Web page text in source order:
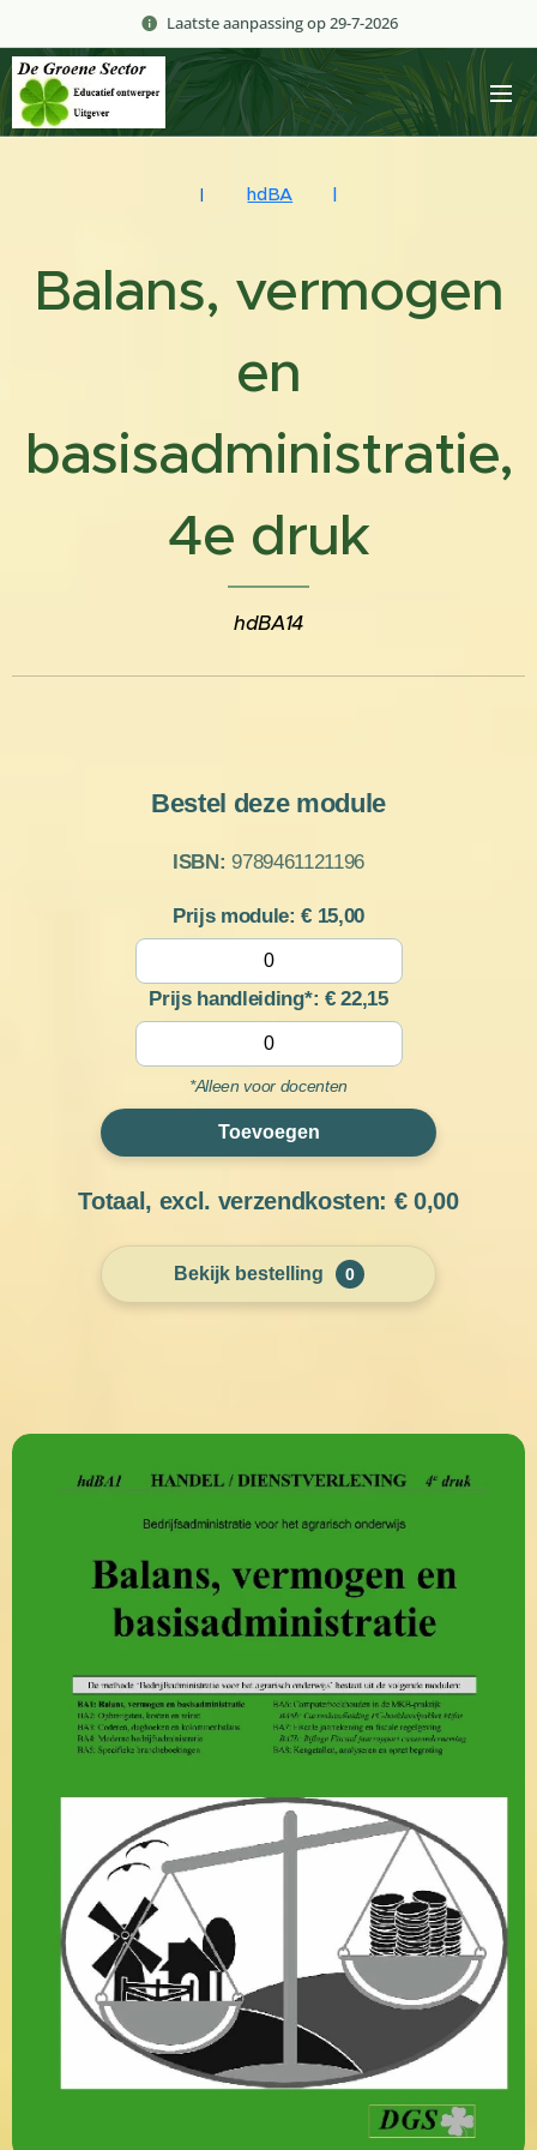
Laatste aanpassing op 29-7-2026
| hdBA |
Balans, vermogen
en
basisadministratie,
4e druk
hdBA14
Bestel deze module
ISBN: 9789461121196
Prijs module: € 15,00
Prijs handleiding*: €22,15
*Alleen voor docenten
Toevoegen
Totaal, excl. verzendkosten: €0,00
Bekijk bestelling 0